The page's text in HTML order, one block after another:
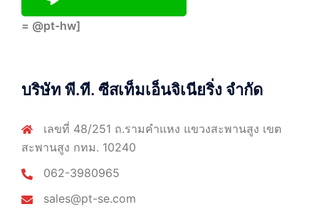
= @pt-hw]
บริษัท พี.ที. ซีสเท็มเอ็นจิเนียริ่ง จำกัด
เลขที่ 48/251 ถ.รามคำแหง แขวงสะพานสูง เขต
สะพานสูง กทม. 10240
062-3980965
sales@pt-se.com